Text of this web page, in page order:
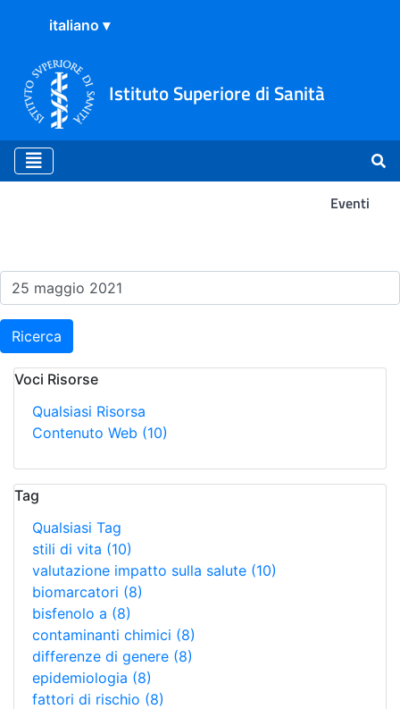
Istituto Superiore di Sanità
Eventi
Ricerca
Voci Risorse
Qualsiasi Risorsa
Contenuto Web (10)
Tag
Qualsiasi Tag
stili di vita (10)
valutazione impatto sulla salute (10)
biomarcatori (8)
bisfenolo a (8)
contaminanti chimici (8)
differenze di genere (8)
epidemiologia (8)
fattori di rischio (8)